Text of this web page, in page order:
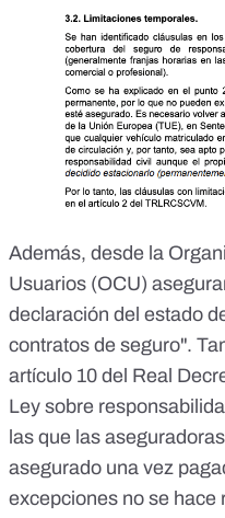
Además, desde la
Usuarios (OCU)
declaración del estado
contratos de seguro".
artículo 10 del Real
Ley sobre
las que las
asegurado una vez
excepciones no se hace